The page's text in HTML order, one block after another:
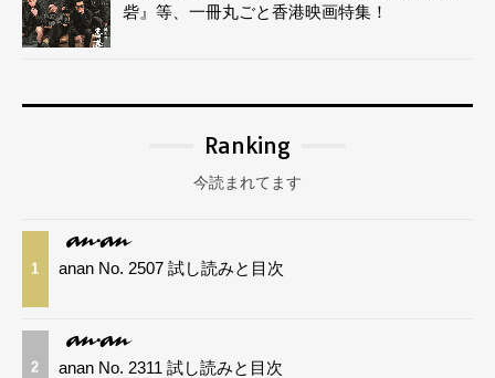
砦』等、一冊丸ごと香港映画特集！
Ranking
今読まれてます
1 anan No. 2507 試し読みと目次
2 anan No. 2311 試し読みと目次